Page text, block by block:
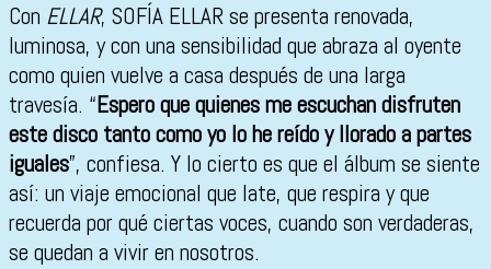
Con ELLAR, SOFÍA ELLAR se presenta renovada,
luminosa, y con una sensibilidad que abraza al oyente
como quien vuelve a casa después de una larga
travesía. “Espero que quienes me escuchan disfruten
este disco tanto como yo lo he reído y llorado a partes
iguales”, confiesa. Y lo cierto es que el álbum se siente
así: un viaje emocional que late, que respira y que
recuerda por qué ciertas voces, cuando son verdaderas,
se quedan a vivir en nosotros.